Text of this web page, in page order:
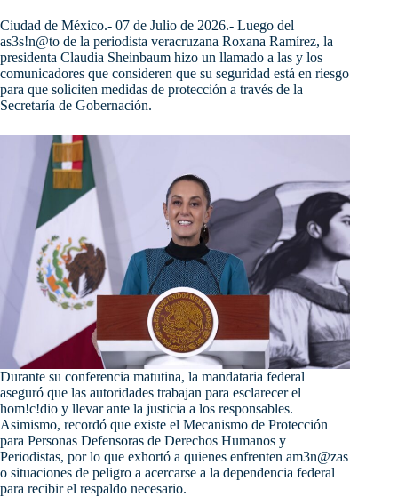
Ciudad de México.- 07 de Julio de 2026.- Luego del
as3s!n@to de la periodista veracruzana Roxana Ramírez, la
presidenta Claudia Sheinbaum hizo un llamado a las y los
comunicadores que consideren que su seguridad está en riesgo
para que soliciten medidas de protección a través de la
Secretaría de Gobernación.
Durante su conferencia matutina, la mandataria federal
aseguró que las autoridades trabajan para esclarecer el
hom!c!dio y llevar ante la justicia a los responsables.
Asimismo, recordó que existe el Mecanismo de Protección
para Personas Defensoras de Derechos Humanos y
Periodistas, por lo que exhortó a quienes enfrenten am3n@zas
o situaciones de peligro a acercarse a la dependencia federal
para recibir el respaldo necesario.